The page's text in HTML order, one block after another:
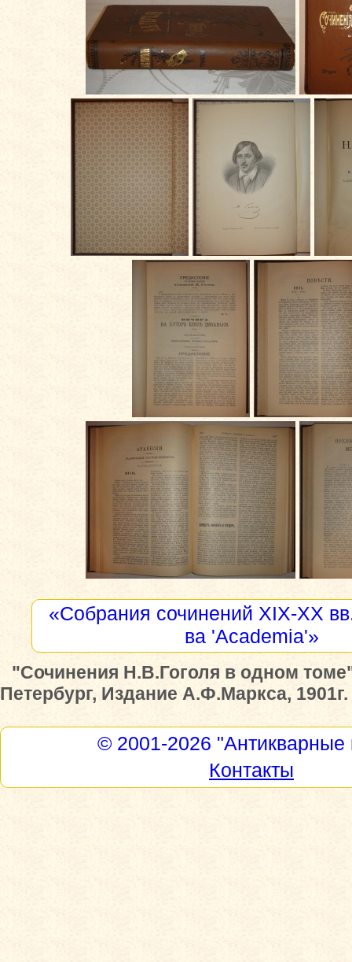
«Собрания сочинений XIX-XX
ва 'Academia'»
"Сочинения Н.В.Гоголя в одном
Петербург, Издание А.Ф.Маркса, 1901г.
© 2001-2026 "Антикварные
Контакты